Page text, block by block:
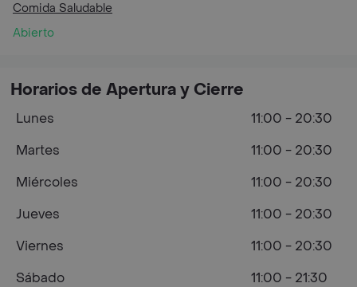
Comida Saludable
Abierto
Horarios de Apertura y Cierre
Lunes
11:00 - 20:30
Martes
11:00 - 20:30
Miércoles
11:00 - 20:30
Jueves
11:00 - 20:30
Viernes
11:00 - 20:30
Sábado
11:00 - 21:30